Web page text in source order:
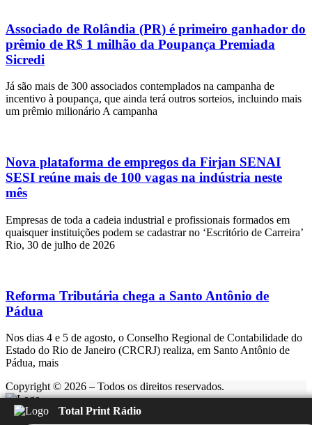
Associado de Rolândia (PR) é primeiro ganhador do
prêmio de R$ 1 milhão da Poupança Premiada
Sicredi
Já são mais de 300 associados contemplados na campanha de
incentivo à poupança, que ainda terá outros sorteios, incluindo mais
um prêmio milionário A campanha
Nova plataforma de empregos da Firjan SENAI
SESI reúne mais de 100 vagas na indústria neste
mês
Empresas de toda a cadeia industrial e profissionais formados em
quaisquer instituições podem se cadastrar no ‘Escritório de Carreira’
Rio, 30 de julho de 2026
Reforma Tributária chega a Santo Antônio de
Pádua
Nos dias 4 e 5 de agosto, o Conselho Regional de Contabilidade do
Estado do Rio de Janeiro (CRCRJ) realiza, em Santo Antônio de
Pádua, mais
Copyright © 2026 – Todos os direitos reservados.
Total Print Rádio
Rádio Feliz